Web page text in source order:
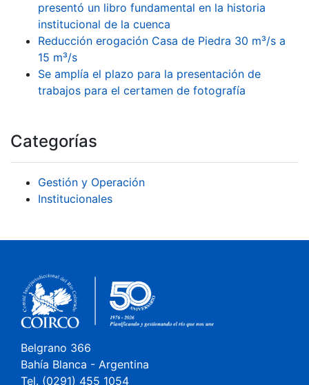
presentó un libro fundamental en la historia
institucional de la cuenca
Reducción erogación Casa de Piedra 30 m³/s a
15 m³/s
Se amplía el plazo para la presentación de
trabajos para el certamen de fotografía
Categorías
Gestión y Operación
Institucionales
Belgrano 366
Bahía Blanca - Argentina
Tel. (0291) 455 1054